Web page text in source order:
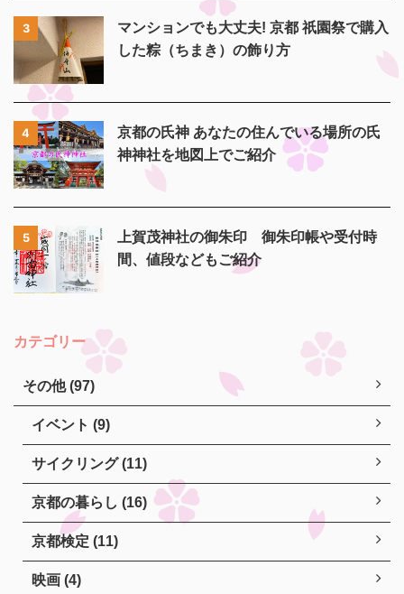
3
マンションでも大丈夫! 京都 祇園祭で購入
した粽（ちまき）の飾り方
4
京都の氏神 あなたの住んでいる場所の氏
神神社を地図上でご紹介
5
上賀茂神社の御朱印 御朱印帳や受付時
間、値段などもご紹介
カテゴリー
その他 (97)
イベント (9)
サイクリング (11)
京都の暮らし (16)
京都検定 (11)
映画 (4)